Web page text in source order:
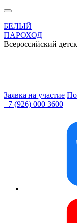
БЕЛЫЙ
ПАРОХОД
Всероссийский
Заявка на участие
+7 (926) 000 3600